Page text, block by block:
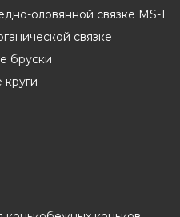
оловянной связке MS-1
связке
бруски